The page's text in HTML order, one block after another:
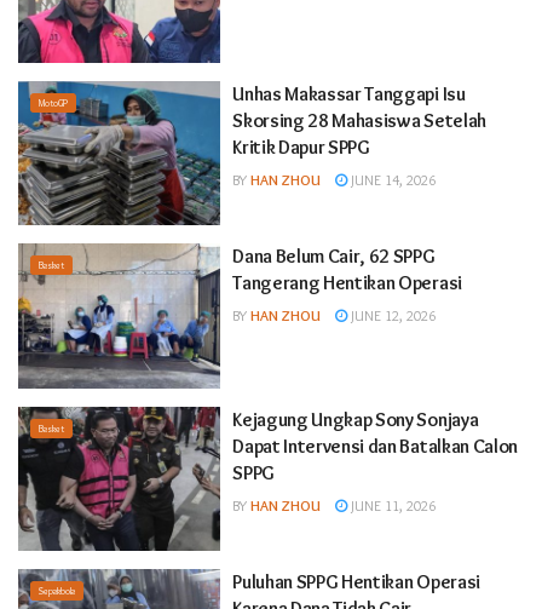
MotoGP
Unhas Makassar Tanggapi Isu
Skorsing 28 Mahasiswa Setelah
Kritik Dapur SPPG
BY HAN ZHOU JUNE 14, 2026
Basket
Dana Belum Cair, 62 SPPG
Tangerang Hentikan Operasi
BY HAN ZHOU JUNE 12, 2026
Basket
Kejagung Ungkap Sony Sonjaya
Dapat Intervensi dan Batalkan Calon
SPPG
BY HAN ZHOU JUNE 11, 2026
Sepakbola
Puluhan SPPG Hentikan Operasi